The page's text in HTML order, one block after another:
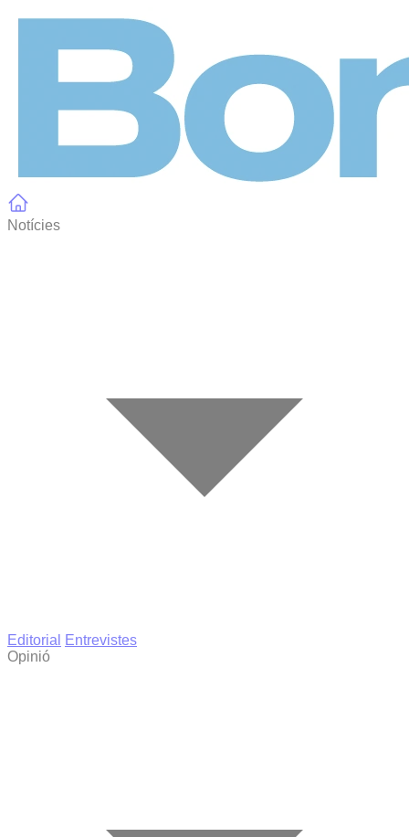
Notícies
Editorial
Entrevistes
Opinió